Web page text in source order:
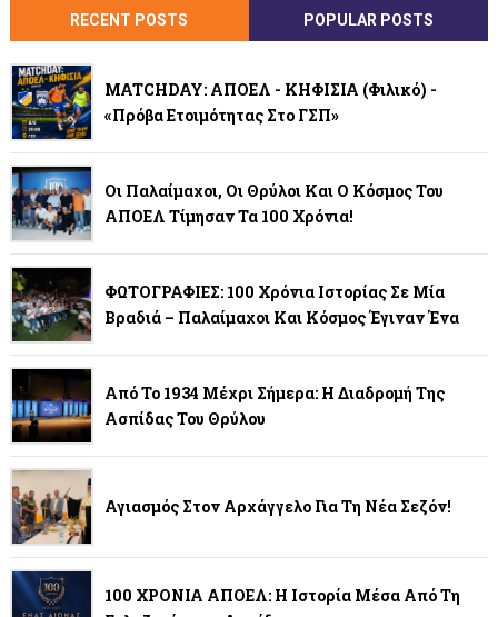
RECENT POSTS POPULAR POSTS
MATCHDAY: ΑΠΟΕΛ - ΚΗΦΙΣΙΑ (φιλικό) -
«Πρόβα Ετοιμότητας Στο ΓΣΠ»
Οι Παλαίμαχοι, Οι Θρύλοι Και Ο Κόσμος Του
ΑΠΟΕΛ Τίμησαν Τα 100 Χρόνια!
ΦΩΤΟΓΡΑΦΙΕΣ: 100 Χρόνια Ιστορίας Σε Μία
Βραδιά – Παλαίμαχοι Και Κόσμος Έγιναν Ένα
Από Το 1934 Μέχρι Σήμερα: Η Διαδρομή Της
Ασπίδας Του Θρύλου
Αγιασμός Στον Αρχάγγελο Για Τη Νέα Σεζόν!
100 ΧΡΟΝΙΑ ΑΠΟΕΛ: Η Ιστορία Μέσα Από Τη